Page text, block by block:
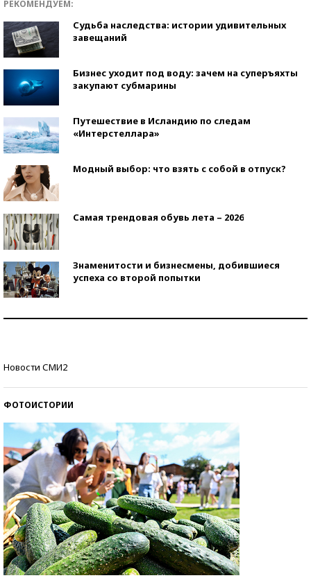
РЕКОМЕНДУЕМ:
Судьба наследства: истории удивительных
завещаний
Бизнес уходит под воду: зачем на суперъяхты
закупают субмарины
Путешествие в Исландию по следам
«Интерстеллара»
Модный выбор: что взять с собой в отпуск?
Самая трендовая обувь лета – 2026
Знаменитости и бизнесмены, добившиеся
успеха со второй попытки
Новости СМИ2
ФОТОИСТОРИИ